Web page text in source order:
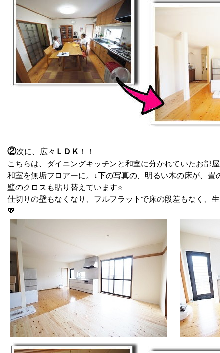
②次に、広々 ＬＤＫ ！！
こちらは、ダイニングキッチンと和室に分かれていたお部
和室を無垢フロアーに。↓下の写真の、明るい木の床が、畳
壁のクロスも貼り替えています⭐
仕切りの壁もなくなり、フルフラットで床の段差もなく、
💖